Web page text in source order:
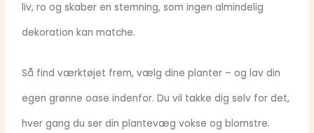
liv, ro og skaber en stemning, som ingen almindelig
dekoration kan matche.
Så find værktøjet frem, vælg dine planter – og lav din
egen grønne oase indenfor. Du vil takke dig selv for det,
hver gang du ser din plantevæg vokse og blomstre.